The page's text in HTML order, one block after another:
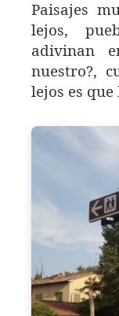
Paisajes
lejos,
adivinan
nuestro?,
lejos es que